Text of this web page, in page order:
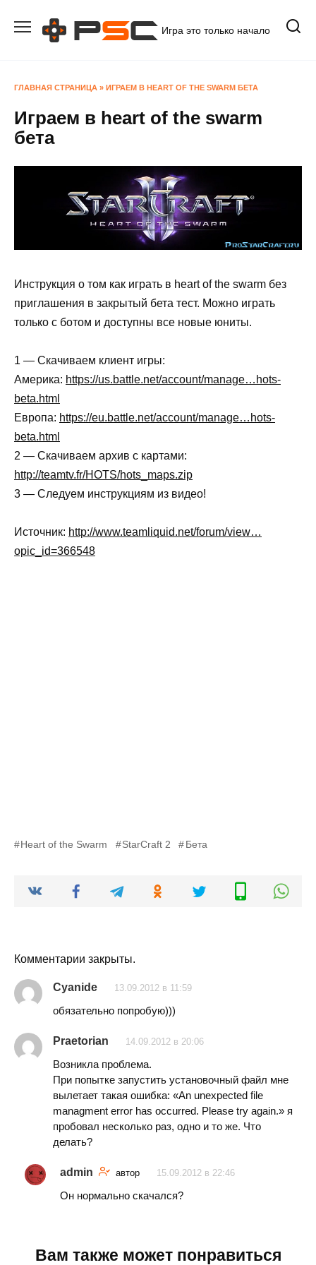
содержанию
Игра это только начало
ГЛАВНАЯ СТРАНИЦА » ИГРАЕМ В HEART OF THE SWARM БЕТА
Играем в heart of the swarm
бета
Инструкция о том как играть в heart of the swarm без
приглашения в закрытый бета тест. Можно играть
только с ботом и доступны все новые юниты.
1 — Скачиваем клиент игры:
Америка: https://us.battle.net/account/manage…hots-
beta.html
Европа: https://eu.battle.net/account/manage…hots-
beta.html
2 — Скачиваем архив с картами:
http://teamtv.fr/HOTS/hots_maps.zip
3 — Следуем инструкциям из видео!
Источник: http://www.teamliquid.net/forum/view…
opic_id=366548
Heart of the Swarm StarCraft 2 Бета
Комментарии закрыты.
Cyanide 13.09.2012 в 11:59
обязательно попробую)))
Praetorian 14.09.2012 в 20:06
Возникла проблема.
При попытке запустить установочный файл мне
вылетает такая ошибка: «An unexpected file
managment error has occurred. Please try again.» я
пробовал несколько раз, одно и то же. Что
делать?
admin автор 15.09.2012 в 22:46
Он нормально скачался?
Вам также может понравиться